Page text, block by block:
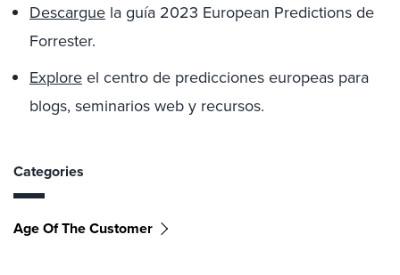
Descargue la guía 2023 European Predictions de
Forrester.
Exploreel centro de predicciones europeas para
blogs, seminarios web y recursos.
Categories
Age Of The Customer